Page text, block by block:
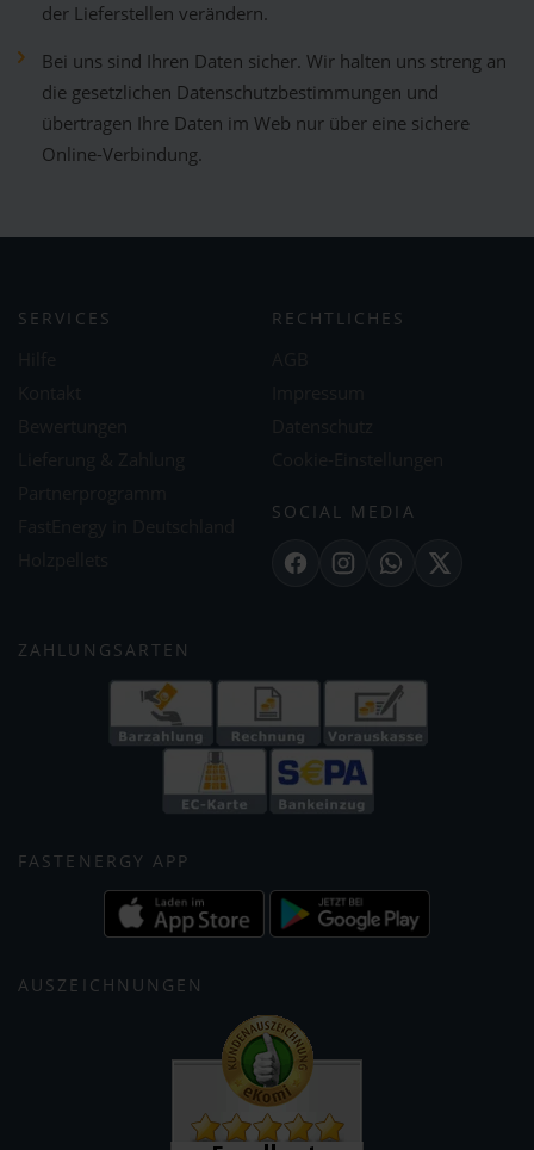
der Lieferstellen verändern.
Bei uns sind Ihren Daten sicher. Wir halten uns streng an
die gesetzlichen Datenschutzbestimmungen und
übertragen Ihre Daten im Web nur über eine sichere
Online-Verbindung.
SERVICES RECHTLICHES
SOCIAL MEDIA
FacebookInstagramWhatsApp
X
ZAHLUNGSARTEN
FASTENERGY APP
AUSZEICHNUNGEN